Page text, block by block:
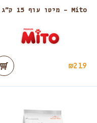
Mito – מיטו עוף 15 ק”ג
₪219